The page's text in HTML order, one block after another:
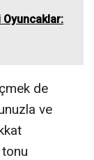
de
ve